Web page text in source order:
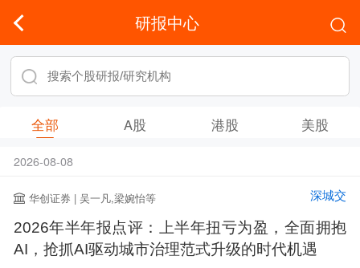
研报中心
全部 A股 港股 美股
2026-08-08
华创证券 | 吴一凡,梁婉怡等 深城交
2026年半年报点评：上半年扭亏为盈，全面拥抱
AI，抢抓AI驱动城市治理范式升级的时代机遇